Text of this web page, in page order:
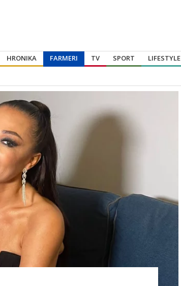
HRONIKA FARMERI TV SPORT LIFESTYLE